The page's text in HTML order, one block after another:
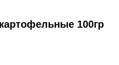
100гр